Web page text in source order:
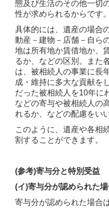
態及び生活のその他一切
性が求められるからです。
具体的には、遺産の場合
動産－建物－店舗－自ら
地は所有地か賃借地か、
るか、などの区別。また
は、被相続人の事業に長
成・維持に多大な貢献を
だった被相続人を10年に
などの寄与や被相続人の
れるか、などの配慮をい
このように、遺産や各相
割することができます。
(参考)寄与分と特別受益
(イ)寄与分が認められた
寄与分が認められた場合